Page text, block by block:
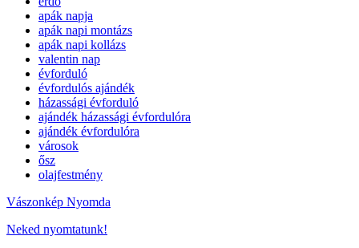
apák napja
apák napi montázs
apák napi kollázs
valentin nap
évforduló
évfordulós ajándék
házassági évforduló
ajándék házassági évfordulóra
ajándék évfordulóra
városok
ősz
olajfestmény
Vászonkép Nyomda
Neked nyomtatunk!